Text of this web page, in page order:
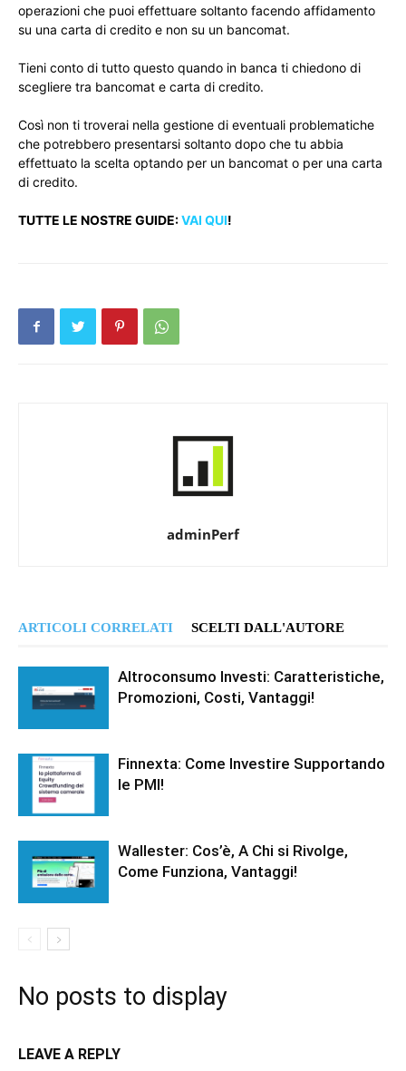
operazioni che puoi effettuare soltanto facendo affidamento
su una carta di credito e non su un bancomat.
Tieni conto di tutto questo quando in banca ti chiedono di
scegliere tra bancomat e carta di credito.
Così non ti troverai nella gestione di eventuali problematiche
che potrebbero presentarsi soltanto dopo che tu abbia
effettuato la scelta optando per un bancomat o per una carta
di credito.
TUTTE LE NOSTRE GUIDE:VAI QUI!
adminPerf
ARTICOLI CORRELATI SCELTI DALL'AUTORE
Altroconsumo Investi: Caratteristiche,
Promozioni, Costi, Vantaggi!
Finnexta: Come Investire Supportando
le PMI!
Wallester: Cos’è, A Chi si Rivolge,
Come Funziona, Vantaggi!
No posts to display
LEAVE A REPLY